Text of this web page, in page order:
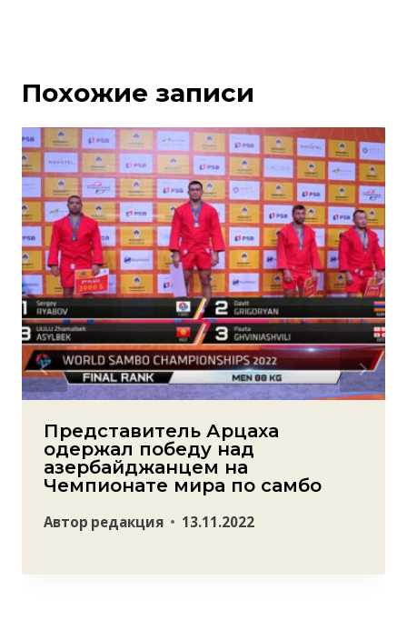
Похожие записи
Представитель Арцаха
одержал победу над
азербайджанцем на
Чемпионате мира по самбо
Автор редакция 13.11.2022